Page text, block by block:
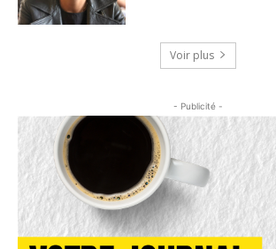
Voir plus
- Publicité -